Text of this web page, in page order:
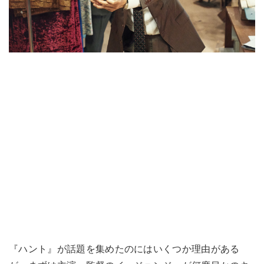
『ハント』が話題を集めたのにはいくつか理由がある